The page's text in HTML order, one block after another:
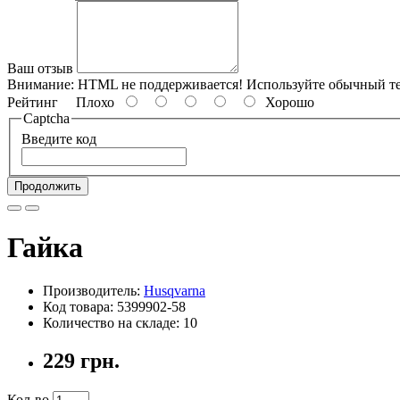
Ваш отзыв
Внимание: HTML не поддерживается! Используйте обычный
Рейтинг Плохо
Хорошо
Captcha
Введите код
Продолжить
Гайка
Производитель: Husqvarna
Код товара: 5399902-58
Количество на складе: 10
229 грн.